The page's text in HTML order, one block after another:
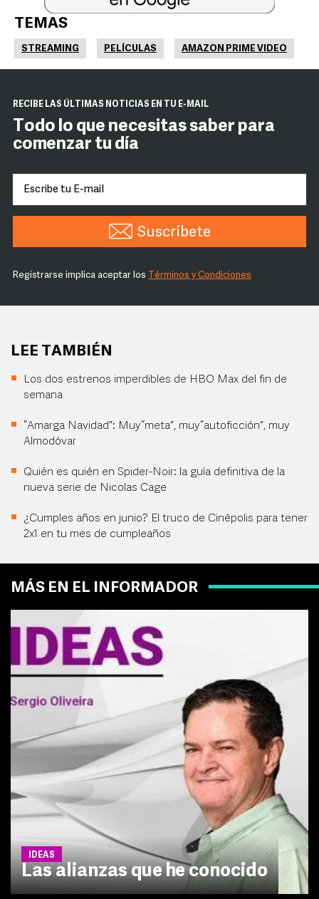
TEMAS
STREAMING PELÍCULAS AMAZON PRIME VIDEO
RECIBE LAS ÚLTIMAS NOTICIAS EN TU E-MAIL
Todo lo que necesitas saber para
comenzar tu día
Suscríbete
Registrarse implica aceptar los Términos y Condiciones
LEE TAMBIÉN
Los dos estrenos imperdibles de HBO Max del fin de
semana
“Amarga Navidad”: Muy “meta”, muy “autoficción”, muy
Almodóvar
Quién es quién en Spider-Noir: la guía definitiva de la
nueva serie de Nicolas Cage
¿Cumples años en junio? El truco de Cinépolis para tener
2x1 en tu mes de cumpleaños
MÁS EN EL INFORMADOR
IDEAS
Las alianzas que he conocido